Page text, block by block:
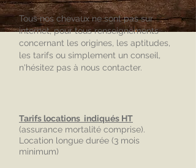
Tous nos chevaux ne sont pas sur
internet, pour tous renseignements
concernant les origines, les aptitudes,
les tarifs ou simplement un conseil,
n'hésitez pas à nous contacter.
Tarifs locations indiqués HT
(assurance mortalité comprise).
Location longue durée (3 mois
minimum)